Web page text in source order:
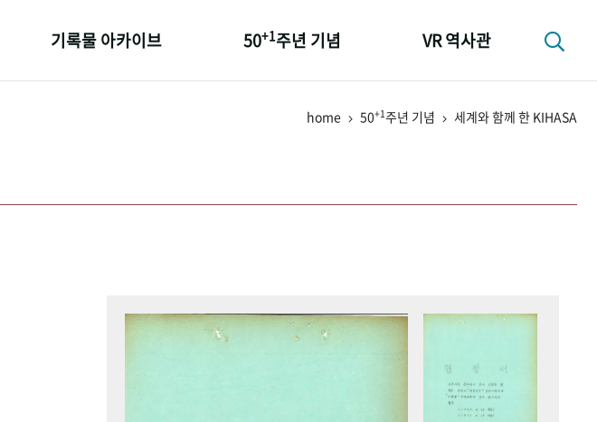
기록물 아카이브 50+1주년 기념
성과 50선
VR 역사관
home 50+1주년 기념 세계와 함께 한 KIHASA